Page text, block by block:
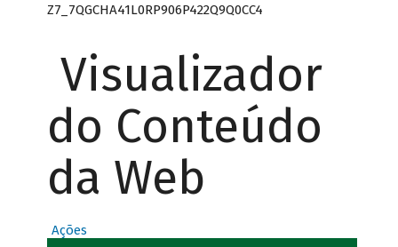
Z7_7QGCHA41L0RP906P422Q9Q0CC4
Visualizador
do Conteúdo
da Web
Ações